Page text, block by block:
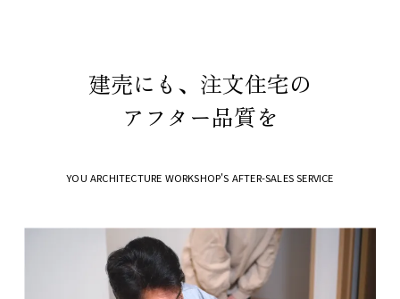
建売にも、注文住宅の
アフター品質を
YOU ARCHITECTURE WORKSHOP'S AFTER-SALES SERVICE